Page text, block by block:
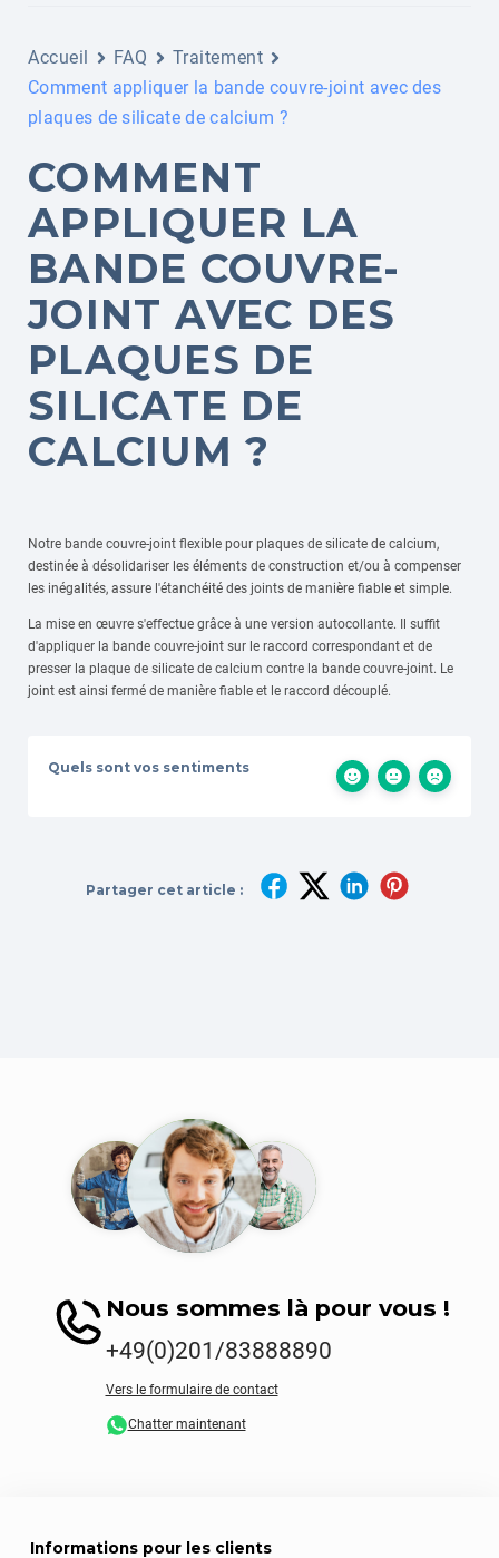
Accueil FAQ
Traitement
Comment appliquer la bande couvre-joint avec des
plaques de silicate de calcium ?
COMMENT
APPLIQUER LA
BANDE COUVRE-
JOINT AVEC DES
PLAQUES DE
SILICATE DE
CALCIUM ?
Notre bande couvre-joint flexible pour plaques de silicate de calcium,
destinée à désolidariser les éléments de construction et/ou à compenser
les inégalités, assure l'étanchéité des joints de manière fiable et simple.
La mise en œuvre s'effectue grâce à une version autocollante. Il suffit
d'appliquer la bande couvre-joint sur le raccord correspondant et de
presser la plaque de silicate de calcium contre la bande couvre-joint. Le
joint est ainsi fermé de manière fiable et le raccord découplé.
Quels sont vos sentiments
Partager cet article :
Nous sommes là pour vous !
+49(0)201/83888890
Vers le formulaire de contact
Chatter maintenant
Informations pour les clients